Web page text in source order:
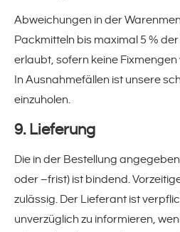
Abweichungen in der
Packmitteln bis maximal 5 %
erlaubt, sofern keine
In Ausnahmefällen ist unsere
einzuholen.
9. Lieferung
Die in der Bestellung
oder –frist) ist bindend.
zulässig. Der Lieferant ist
unverzüglich zu informieren,